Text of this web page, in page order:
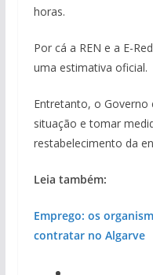
horas.
Por cá a REN e a E-
uma estimativa oficial.
Entretanto, o Governo
situação e tomar
restabelecimento da
Leia também:
Emprego: os
contratar no Algarve